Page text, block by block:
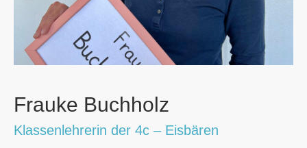
Frauke Buchholz
Klassenlehrerin der 4c – Eisbären